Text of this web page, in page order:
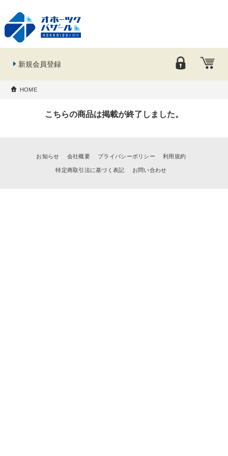
新規会員登録
HOME
こちらの商品は掲載が終了しました。
お知らせ 会社概要 プライバシーポリシー 利用規約
特定商取引法に基づく表記 お問い合わせ